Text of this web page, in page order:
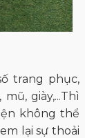
trang phục,
giày,...Thì
không thể
lại sự thoải